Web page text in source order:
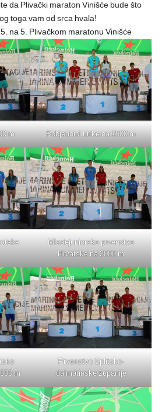
da Plivački maraton Vinišće bude što
toga vam od srca hvala!
na 5. Plivačkom maratonu Vinišće
m Pobjednici utrke na 1500 m
Mlađejuniorsko prvenstvo
Hrvatske na 3000 m
m
Prvenstvo Splitsko-
dalmatinske županije